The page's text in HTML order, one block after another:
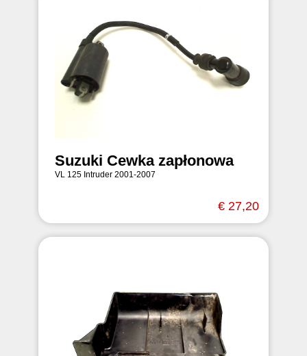
Suzuki Cewka zapłonowa
VL 125 Intruder 2001-2007
€ 27,20